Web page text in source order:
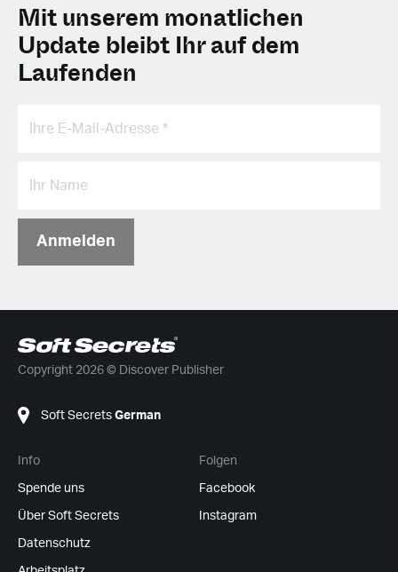
Mit unserem monatlichen
Update bleibt Ihr auf dem
Laufenden
Anmelden
Copyright 2026 © Discover Publisher
Soft Secrets German
Info
Spende uns
Über Soft Secrets
Datenschutz
Folgen
Facebook
Instagram